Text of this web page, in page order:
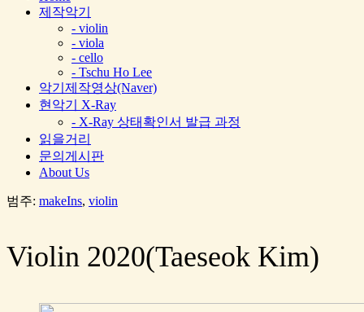
제작악기
- violin
- viola
- cello
- Tschu Ho Lee
악기제작영상(Naver)
현악기 X-Ray
- X-Ray 상태확인서 발급 과정
읽을거리
문의게시판
About Us
범주: makeIns, violin
Violin 2020(Taeseok Kim)